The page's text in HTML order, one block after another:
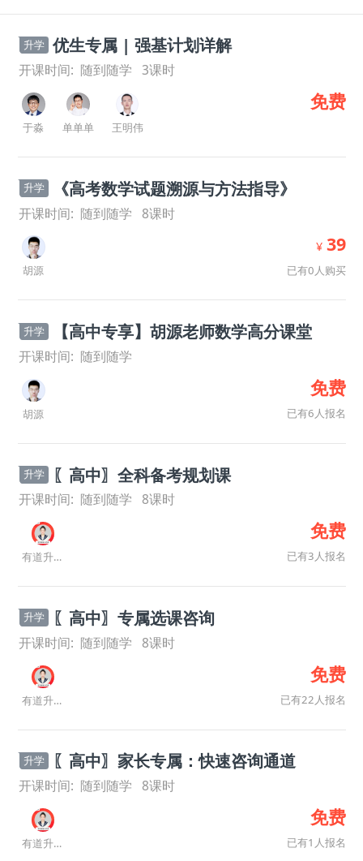
升学 优生专属 | 强基计划详解
开课时间: 随到随学 3课时
于淼 单单单 王明伟
免费
升学 《高考数学试题溯源与方法指导》
开课时间: 随到随学 8课时
胡源
¥ 39
已有0人购买
升学 【高中专享】胡源老师数学高分课堂
开课时间: 随到随学
胡源
免费
已有6人报名
升学 〖高中〗全科备考规划课
开课时间: 随到随学 8课时
有道升学规划师
免费
已有3人报名
升学 〖高中〗专属选课咨询
开课时间: 随到随学 8课时
有道升学规划师
免费
已有22人报名
升学 〖高中〗家长专属：快速咨询通道
开课时间: 随到随学 8课时
有道升学规划师
免费
已有1人报名